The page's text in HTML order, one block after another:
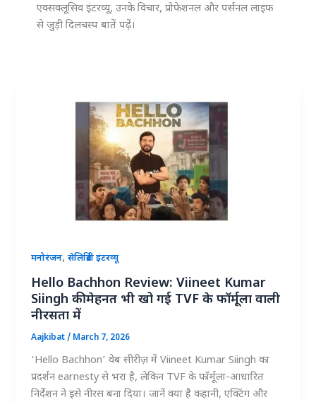
एक्सक्लूसिव इंटरव्यू, उनके विचार, प्रोफेशनल और पर्सनल लाइफ
से जुड़ी दिलचस्प बातें पढ़ें।
मनोरंजन,सेलिब्रिटी इंटरव्यू
Hello Bachhon Review: Viineet Kumar
Siingh की मेहनत भी खो गई TVF के फॉर्मूला वाली
नीरसता में
Aajkibat/ March 7, 2026
‘Hello Bachhon’ वेब सीरीज़ में Viineet Kumar Siingh का
प्रदर्शन earnesty से भरा है, लेकिन TVF के फॉर्मूला-आधारित
निर्देशन ने इसे नीरस बना दिया। जानें क्या है कहानी, एक्टिंग और